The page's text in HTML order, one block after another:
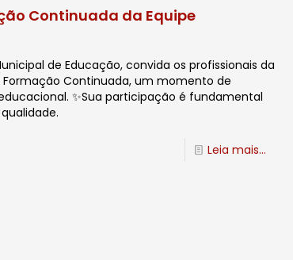
Continuada da Equipe
de Educação, convida os profissionais da
Continuada, um momento de
✨Sua participação é fundamental
Leia mais...